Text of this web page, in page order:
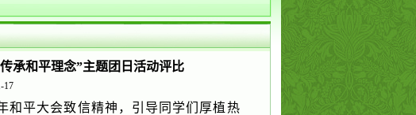
承和平理念”主题团日活动评比
17
和平大会致信精神，引导同学们厚植热